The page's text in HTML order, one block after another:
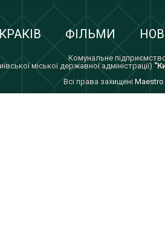
ФІЛЬМИ
Комунальне
міської державної адміністрації)
Всi права захищенi